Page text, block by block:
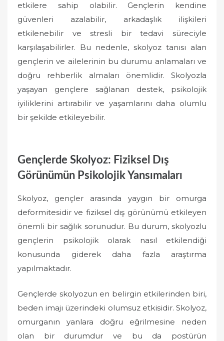
etkilere sahip olabilir. Gençlerin kendine
güvenleri azalabilir, arkadaşlık ilişkileri
etkilenebilir ve stresli bir tedavi süreciyle
karşılaşabilirler. Bu nedenle, skolyoz tanısı alan
gençlerin ve ailelerinin bu durumu anlamaları ve
doğru rehberlik almaları önemlidir. Skolyozla
yaşayan gençlere sağlanan destek, psikolojik
iyiliklerini artırabilir ve yaşamlarını daha olumlu
bir şekilde etkileyebilir.
Gençlerde Skolyoz: Fiziksel Dış
Görünümün Psikolojik Yansımaları
Skolyoz, gençler arasında yaygın bir omurga
deformitesidir ve fiziksel dış görünümü etkileyen
önemli bir sağlık sorunudur. Bu durum, skolyozlu
gençlerin psikolojik olarak nasıl etkilendiği
konusunda giderek daha fazla araştırma
yapılmaktadır.
Gençlerde skolyozun en belirgin etkilerinden biri,
beden imajı üzerindeki olumsuz etkisidir. Skolyoz,
omurganın yanlara doğru eğrilmesine neden
olan bir durumdur ve bu da postürün